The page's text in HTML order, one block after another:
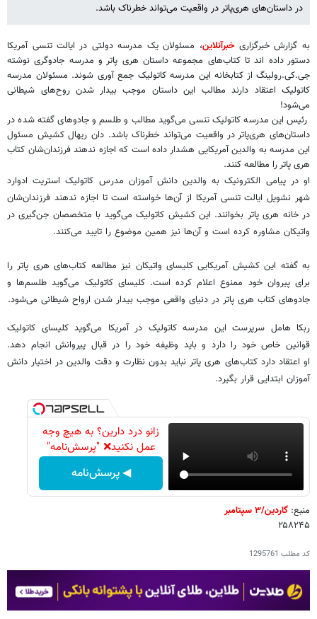
در داستان‌های هری‌پاتر در واقعیت می‌تواند خطرناک باشد.
به گزارش خبرگزاریخبرآنلاین، مسئولان یک مدرسه دولتی در ایالت تنسی آمریکا
دستور داده اند تا کتاب‌های مجموعه داستان هری پاتر و مدرسه جادوگری نوشته
جی.کی.رولینگ از کتابخانه این مدرسه کاتولیک جمع آوری شوند. مسئولان مدرسه
کاتولیک اعتقاد دارند مطالب این داستان موجب بیدار شدن روح‌های شیطانی
می‌شود!
رئیس این مدرسه کاتولیک تنسی می‌گوید مطالب و طلسم و جادوهای گفته شده در
داستان‌های هری‌پاتر در واقعیت می‌تواند خطرناک باشد. دان ریهال کشیش مسئول
این مدرسه به والدین آمریکایی هشدار داده است که اجازه ندهند فرزندان‌شان کتاب
هری پاتر را مطالعه کنند.
او در پیامی الکترونیک به والدین دانش ‌آموزان مدرس کاتولیک استریت ادوارد
شهر نشویل ایالت تنسی آمریکا از آن‌ها خواسته است تا اجازه ندهند فرزندان‌شان
در خانه هری پاتر بخوانند. این کشیش کاتولیک می‌گوید با متخصصان جن‌گیری در
واتیکان مشاوره کرده است و آن‌ها نیز همین موضوع را تایید می‌کنند.
به گفته این کشیش آمریکایی کلیسای واتیکان نیز مطالعه کتاب‌های هری پاتر را
برای پیروان خود ممنوع اعلام کرده است. کلیسای کاتولیک می‌گوید طلسم‌ها و
جادوهای کتاب هری پاتر در دنیای واقعی موجب بیدار شدن ارواح شیطانی می‌شود.
ربکا هامل سرپرست این مدرسه کاتولیک در آمریکا می‌گوید کلیسای کاتولیک
قوانین خاص خود را دارد و باید وظیفه خود را در قبال پیروانش انجام دهد.
او اعتقاد دارد کتاب‌های هری پاتر نباید بدون نظارت و دقت والدین در اختیار دانش
آموزان ابتدایی قرار بگیرد.
زانو درد دارین؟ به هیچ وجه
عمل نکنید❌ "پرسش‌نامه"
◀ پرسش‌نامه
منبع: گاردین/۳ سپتامبر
۲۵۸۲۴۵
کد مطلب 1295761